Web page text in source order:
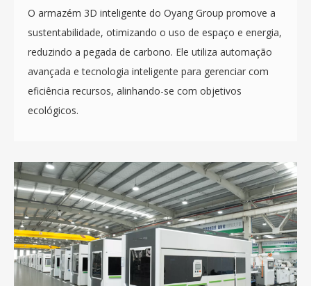
O armazém 3D inteligente do Oyang Group promove a
sustentabilidade, otimizando o uso de espaço e energia,
reduzindo a pegada de carbono. Ele utiliza automação
avançada e tecnologia inteligente para gerenciar com
eficiência recursos, alinhando-se com objetivos
ecológicos.